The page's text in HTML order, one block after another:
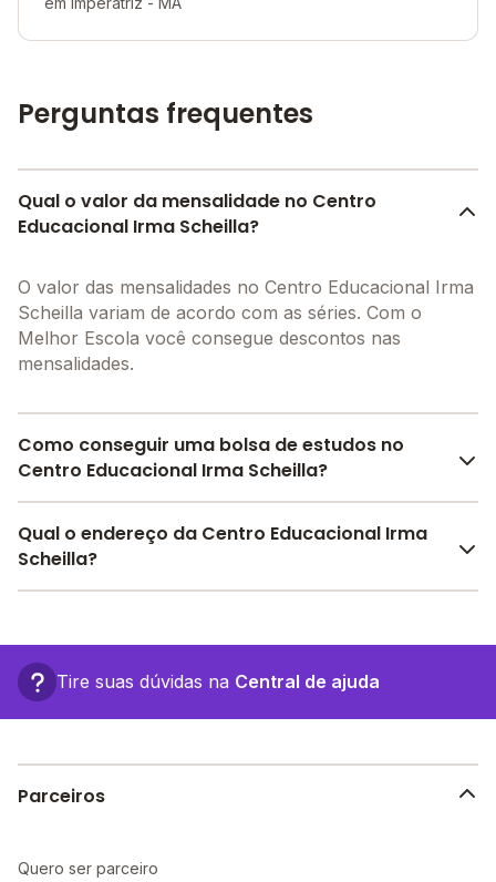
Perguntas frequentes
Qual o valor da mensalidade no Centro
Educacional Irma Scheilla?
O valor das mensalidades no Centro Educacional Irma
Scheilla variam de acordo com as séries. Com o
Melhor Escola você consegue descontos nas
mensalidades.
Como conseguir uma bolsa de estudos no
Centro Educacional Irma Scheilla?
Pesquise bolsas disponíveis no Melhor Escola e
encontre o melhor desconto para você.
Qual o endereço da Centro Educacional Irma
Scheilla?
Imperatriz - MA.
Tire suas dúvidas na Central de ajuda
Parceiros
Quero ser parceiro